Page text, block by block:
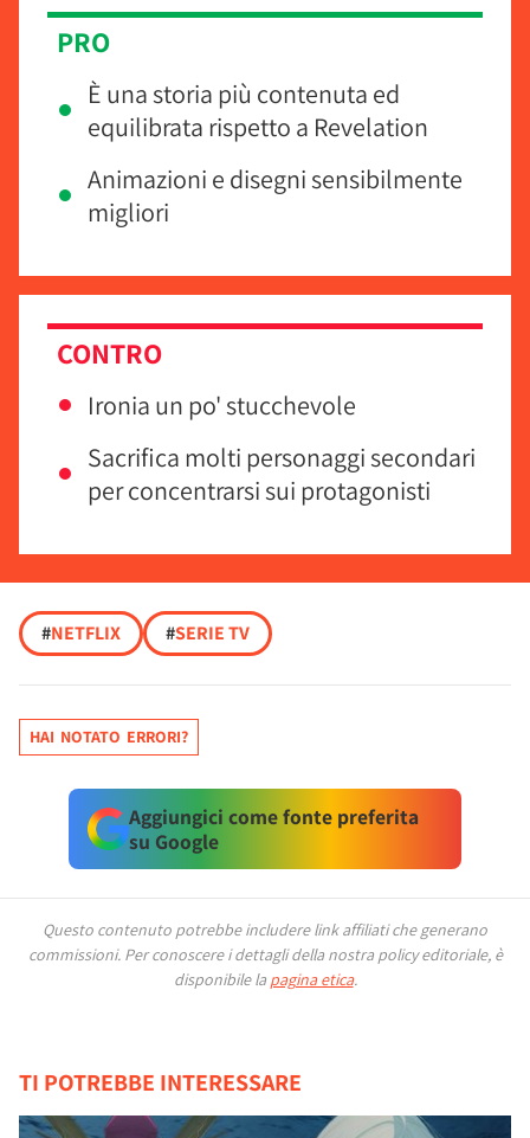
PRO
È una storia più contenuta ed
equilibrata rispetto a Revelation
Animazioni e disegni sensibilmente
migliori
CONTRO
Ironia un po' stucchevole
Sacrifica molti personaggi secondari
per concentrarsi sui protagonisti
#NETFLIX #SERIE TV
HAI NOTATO ERRORI?
Aggiungici come fonte preferita
su Google
Questo contenuto potrebbe includere link affiliati che generano
commissioni. Per conoscere i dettagli della nostra policy editoriale, è
disponibile la pagina etica.
TI POTREBBE INTERESSARE